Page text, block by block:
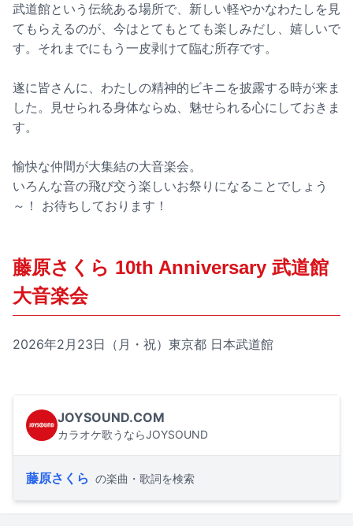
武道館という伝統ある場所で、新しい軽やかなわたしを見
てもらえるのが、今はとてもとても楽しみだし、嬉しいで
す。それまでにもう一皮剥けて臨む所存です。
遂に皆さんに、わたしの精神的ビキニを披露する時が来ま
した。見せられる身体ならぬ、魅せられる心にしておきま
す。
愉快な仲間が大集結の大音楽会。
いろんな音の飛び交う楽しいお祭りになることでしょう
～！ お待ちしております！
藤原さくら 10th Anniversary 武道館
大音楽会
2026年2月23日（月・祝）東京都 日本武道館
JOYSOUND.COM
カラオケ歌うならJOYSOUND
藤原さくら の楽曲・歌詞を検索